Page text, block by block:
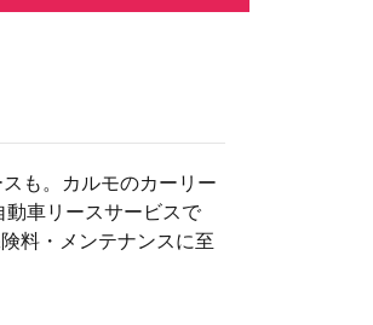
も。カルモのカーリー
車リースサービスで
料・メンテナンスに至